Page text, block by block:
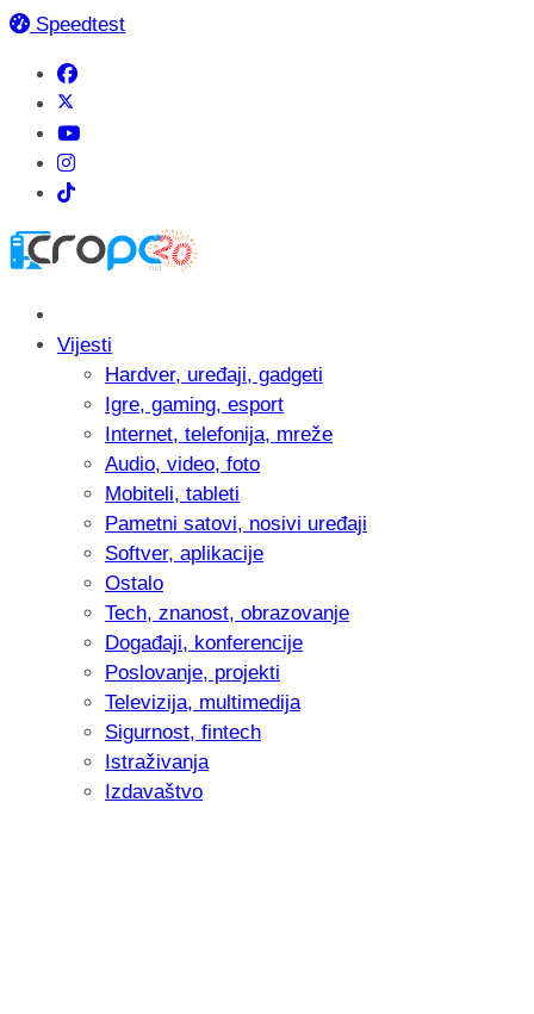
Speedtest
Vijesti
Hardver, uređaji, gadgeti
Igre, gaming, esport
Internet, telefonija, mreže
Audio, video, foto
Mobiteli, tableti
Pametni satovi, nosivi uređaji
Softver, aplikacije
Ostalo
Tech, znanost, obrazovanje
Događaji, konferencije
Poslovanje, projekti
Televizija, multimedija
Sigurnost, fintech
Istraživanja
Izdavaštvo